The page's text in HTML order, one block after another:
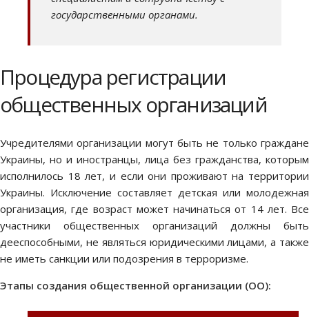
государственными органами.
Процедура регистрации
общественных организаций
Учредителями организации могут быть не только граждане
Украины, но и иностранцы, лица без гражданства, которым
исполнилось 18 лет, и если они проживают на территории
Украины. Исключение составляет детская или молодежная
организация, где возраст может начинаться от 14 лет. Все
участники общественных организаций должны быть
дееспособными, не являться юридическими лицами, а также
не иметь санкции или подозрения в терроризме.
Этапы создания общественной организации (ОО):